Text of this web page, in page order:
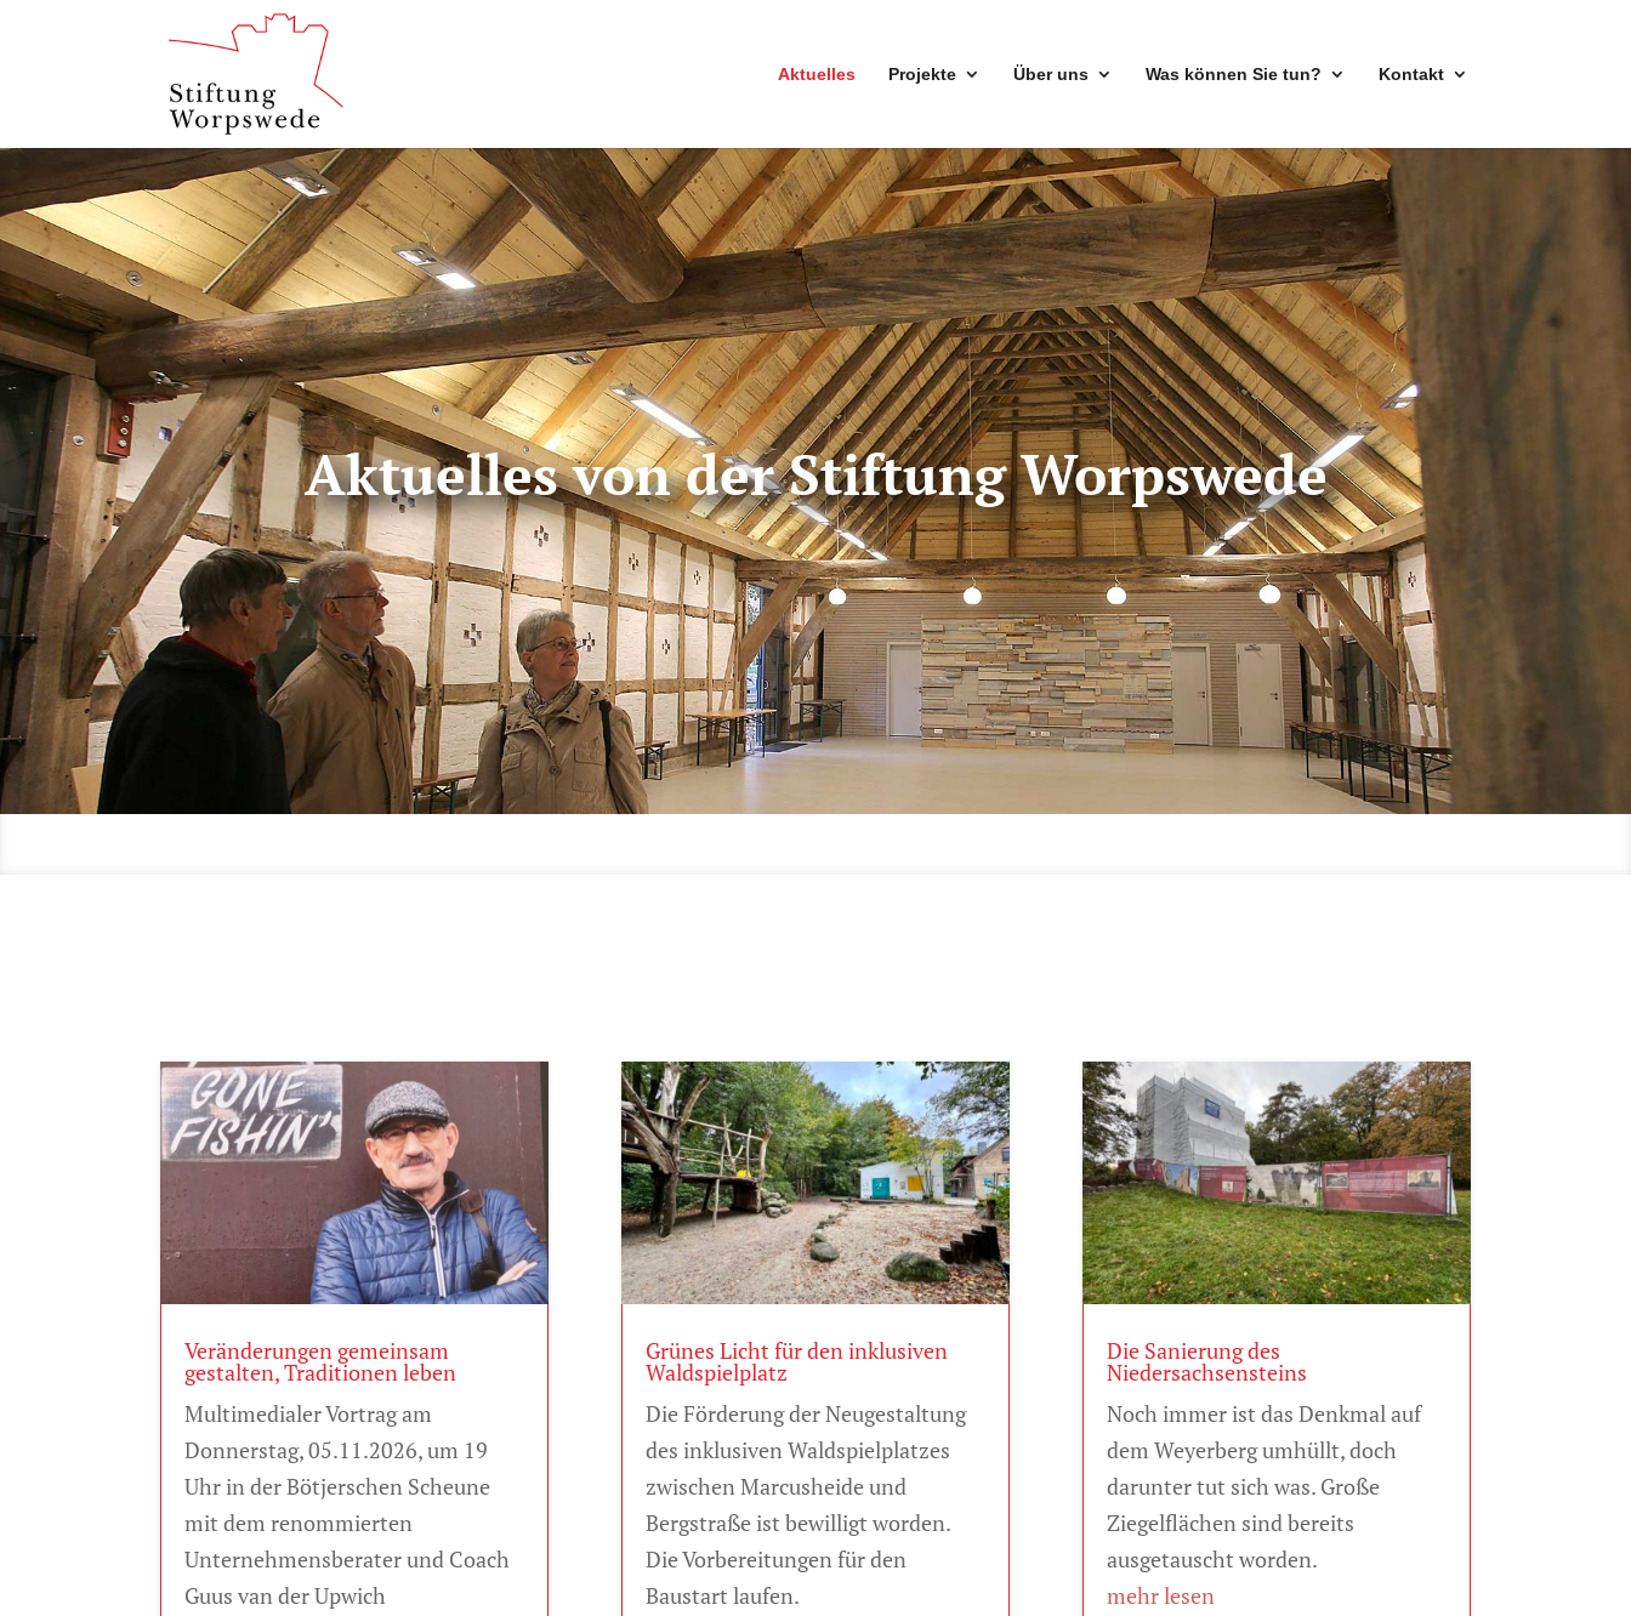
Aktuelles Projekte Über uns Was können Sie tun? Kontakt
Aktuelles von der Stiftung Worpswede
Veränderungen gemeinsam
gestalten, Traditionen leben
Multimedialer Vortrag am
Donnerstag, 05.11.2026, um 19
Uhr in der Bötjerschen Scheune
mit dem renommierten
Unternehmensberater und Coach
Guus van der Upwich
Grünes Licht für den inklusiven
Waldspielplatz
Die Förderung der Neugestaltung
des inklusiven Waldspielplatzes
zwischen Marcusheide und
Bergstraße ist bewilligt worden.
Die Vorbereitungen für den
Baustart laufen.
Die Sanierung des
Niedersachsensteins
Noch immer ist das Denkmal auf
dem Weyerberg umhüllt, doch
darunter tut sich was. Große
Ziegelflächen sind bereits
ausgetauscht worden.
mehr lesen